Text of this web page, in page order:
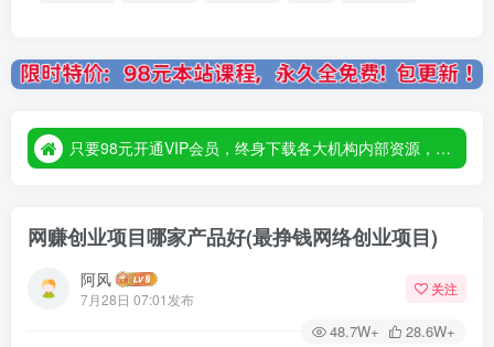
只要98元开通VIP会员，终身下载各大机构内部资源，一站式草根创业基地，最新最强网赚教程大全，小投入，大回报！
只要98元开通VIP会员，终身下载各大机构内部资源，一站式草根创业基地，最新最强网赚教程大全，小投入，大回报！
网赚创业项目哪家产品好(最挣钱网络创业项目)
阿风
7月28日 07:01发布
关注
48.7W+ 28.6W+